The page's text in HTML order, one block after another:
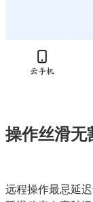
操作丝滑无
远程操作最忌延